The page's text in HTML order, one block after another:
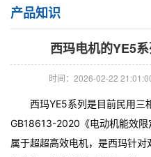
产品知识
西玛电机的YE5
时间：2026-02-22
西玛YE5系列是目前民用三
GB18613-2020《电动机能效限
属于超超高效电机，是西玛针